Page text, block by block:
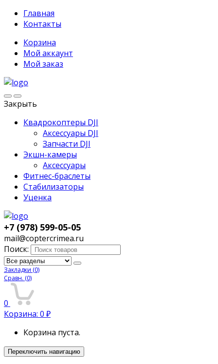
Главная
Контакты
Корзина
Мой аккаунт
Мой заказ
Закрыть
Квадрокоптеры DJI
Аксессуары DJI
Запчасти DJI
Экшн-камеры
Аксессуары
Фитнес-браслеты
Стабилизаторы
Уценка
+7 (978) 599-05-05
mail@coptercrimea.ru
Поиск:
Закладки (0)
Сравн. (0)
0
Корзина: 0 ₽
Корзина пуста.
Переключить навигацию